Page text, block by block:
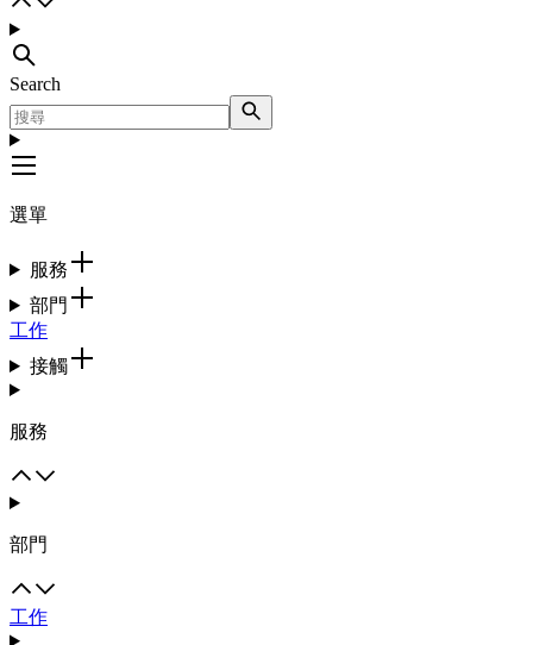
Search
選單
服務
部門
工作
接觸
服務
部門
工作